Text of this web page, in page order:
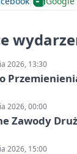
2026, 13:30
2026, 00:00
Zawody
2026, 15:00